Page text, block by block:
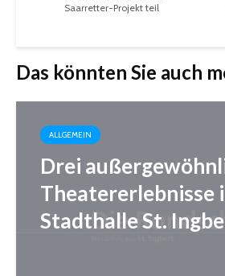
Saarretter-Projekt teil
Das könnten Sie auch
ALLGEMEIN
Drei
Theatererlebnisse
Stadthalle St.